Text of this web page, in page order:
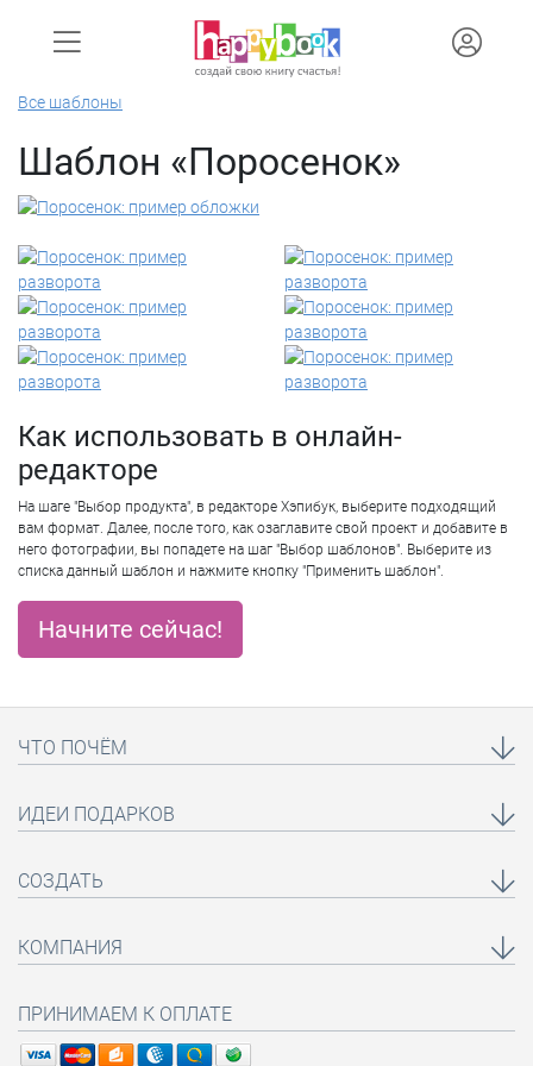
Все шаблоны
Шаблон «Поросенок»
Как использовать в онлайн-
редакторе
На шаге "Выбор продукта", в редакторе Хэпибук, выберите подходящий
вам формат. Далее, после того, как озаглавите свой проект и добавите в
него фотографии, вы попадете на шаг "Выбор шаблонов". Выберите из
списка данный шаблон и нажмите кнопку "Применить шаблон".
Начните сейчас!
ЧТО ПОЧЁМ
ИДЕИ ПОДАРКОВ
СОЗДАТЬ
КОМПАНИЯ
ПРИНИМАЕМ К ОПЛАТЕ